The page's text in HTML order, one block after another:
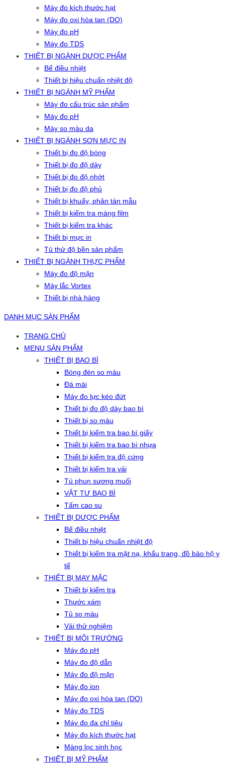
Máy đo kích thước hạt
Máy đo oxi hòa tan (DO)
Máy đo pH
Máy đo TDS
THIẾT BỊ NGÀNH DƯỢC PHẨM
Bể điều nhiệt
Thiết bị hiệu chuẩn nhiệt độ
THIẾT BỊ NGÀNH MỸ PHẨM
Máy đo cấu trúc sản phẩm
Máy đo pH
Máy so màu da
THIẾT BỊ NGÀNH SƠN MỰC IN
Thiết bị đo độ bóng
Thiết bị đo độ dày
Thiết bị đo độ nhớt
Thiết bị đo độ phủ
Thiết bị khuấy, phân tán mẫu
Thiết bị kiểm tra màng film
Thiết bị kiểm tra khác
Thiết bị mực in
Tủ thử độ bền sản phẩm
THIẾT BỊ NGÀNH THỰC PHẨM
Máy đo độ mặn
Máy lắc Vortex
Thiết bị nhà hàng
DANH MỤC SẢN PHẨM
TRANG CHỦ
MENU SẢN PHẨM
THIẾT BỊ BAO BÌ
Bóng đèn so màu
Đá mài
Máy đo lực kéo đứt
Thiết bị đo độ dày bao bì
Thiết bị so màu
Thiết bị kiểm tra bao bì giấy
Thiết bị kiểm tra bao bì nhựa
Thiết bị kiểm tra độ cứng
Thiết bị kiểm tra vải
Tủ phun sương muối
VẬT TƯ BAO BÌ
Tấm cao su
THIẾT BỊ DƯỢC PHẨM
Bể điều nhiệt
Thiết bị hiệu chuẩn nhiệt độ
Thiết bị kiểm tra mặt nạ, khẩu trang, đồ bảo hộ y
tế
THIẾT BỊ MAY MẶC
Thiết bị kiểm tra
Thước xám
Tủ so màu
Vải thử nghiệm
THIẾT BỊ MÔI TRƯỜNG
Máy đo pH
Máy đo độ dẫn
Máy đo độ mặn
Máy đo ion
Máy đo oxi hòa tan (DO)
Máy đo TDS
Máy đo đa chỉ tiêu
Máy đo kích thước hạt
Màng lọc sinh học
THIẾT BỊ MỸ PHẨM